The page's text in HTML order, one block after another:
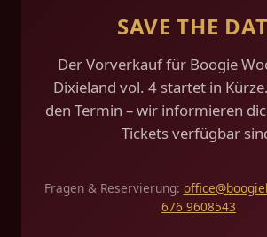
SAVE THE
Der Vorverkauf für Boogie
Dixieland vol. 4 startet in
den Termin – wir informieren
Tickets verfügbar
Fragen & Reservierung:
676 9608543